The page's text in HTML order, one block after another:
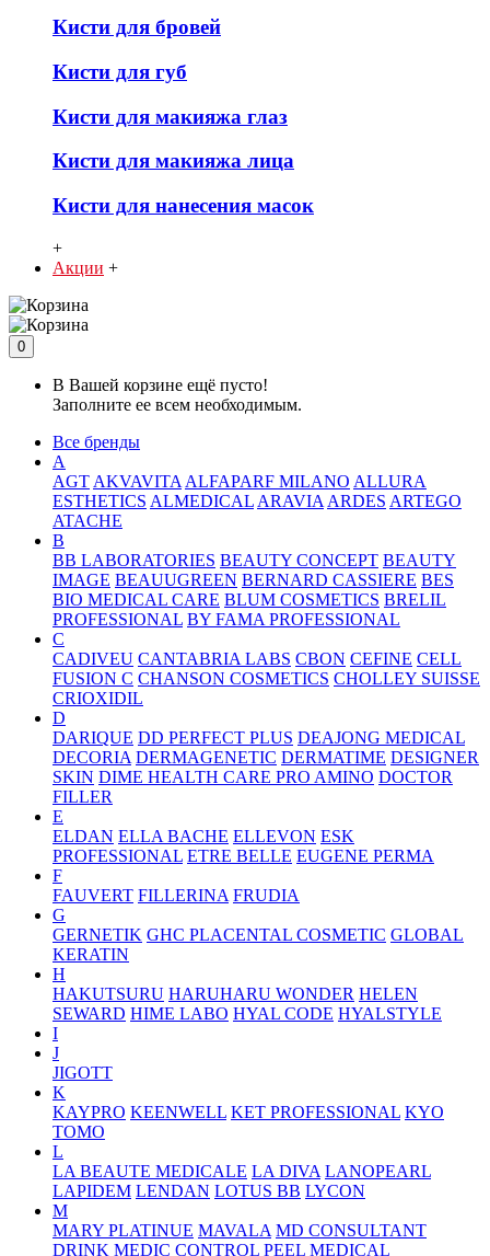
Кисти для бровей
Кисти для губ
Кисти для макияжа глаз
Кисти для макияжа лица
Кисти для нанесения масок
+
Акции +
0
В Вашей корзине ещё пусто!
Заполните ее всем необходимым.
Все бренды
A
AGT AKVAVITA ALFAPARF MILANO ALLURA
ESTHETICS ALMEDICAL ARAVIA ARDES ARTEGO
ATACHE
B
BB LABORATORIES BEAUTY CONCEPT BEAUTY
IMAGE BEAUUGREEN BERNARD CASSIERE BES
BIO MEDICAL CARE BLUM COSMETICS BRELIL
PROFESSIONAL BY FAMA PROFESSIONAL
C
CADIVEU CANTABRIA LABS CBON CEFINE CELL
FUSION C CHANSON COSMETICS CHOLLEY SUISSE
CRIOXIDIL
D
DARIQUE DD PERFECT PLUS DEAJONG MEDICAL
DECORIA DERMAGENETIC DERMATIME DESIGNER
SKIN DIME HEALTH CARE PRO AMINO DOCTOR
FILLER
E
ELDAN ELLA BACHE ELLEVON ESK
PROFESSIONAL ETRE BELLE EUGENE PERMA
F
FAUVERT FILLERINA FRUDIA
G
GERNETIK GHC PLACENTAL COSMETIC GLOBAL
KERATIN
H
HAKUTSURU HARUHARU WONDER HELEN
SEWARD HIME LABO HYAL CODE HYALSTYLE
I
J
JIGOTT
K
KAYPRO KEENWELL KET PROFESSIONAL KYO
TOMO
L
LA BEAUTE MEDICALE LA DIVA LANOPEARL
LAPIDEM LENDAN LOTUS BB LYCON
M
MARY PLATINUE MAVALA MD CONSULTANT
DRINK MEDIC CONTROL PEEL MEDICAL